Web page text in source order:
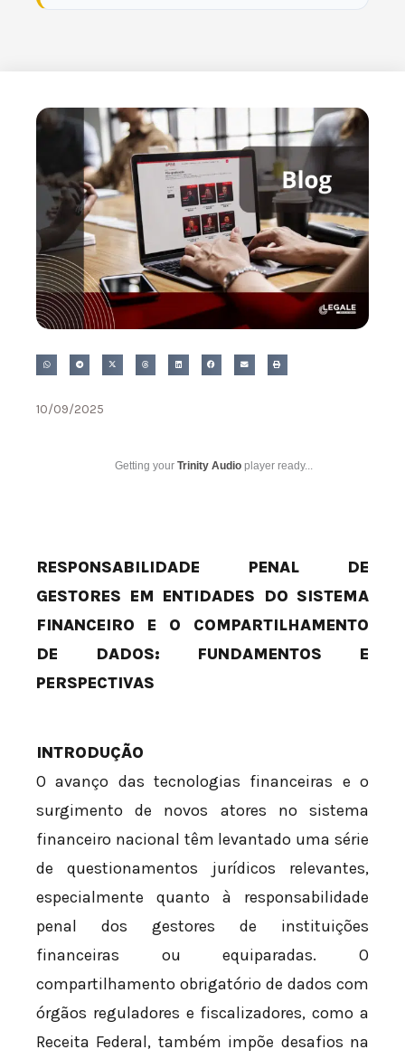
10/09/2025
Getting your Trinity Audio player ready...
RESPONSABILIDADE PENAL DE
GESTORES EM ENTIDADES DO SISTEMA
FINANCEIRO E O COMPARTILHAMENTO
DE DADOS: FUNDAMENTOS E
PERSPECTIVAS
INTRODUÇÃO
O avanço das tecnologias financeiras e o
surgimento de novos atores no sistema
financeiro nacional têm levantado uma série
de questionamentos jurídicos relevantes,
especialmente quanto à responsabilidade
penal dos gestores de instituições
financeiras ou equiparadas. O
compartilhamento obrigatório de dados com
órgãos reguladores e fiscalizadores, como a
Receita Federal, também impõe desafios na